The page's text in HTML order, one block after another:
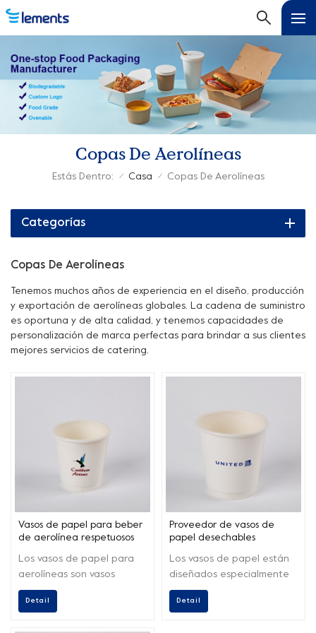
Copas De Aerolíneas
Estás Dentro: / Casa / Copas De Aerolíneas
Categorías
Copas De Aerolíneas
Tenemos muchos años de experiencia en el diseño, producción
y exportación de aerolíneas globales. La cadena de suministro
es oportuna y de alta calidad, y tenemos capacidades de
personalización de marca perfectas para brindar a sus clientes
mejores servicios de catering.
Vasos de papel para beber
de aerolínea respetuosos
personalizados
Los vasos de papel para
aerolíneas son vasos
especialmente diseñados
que se utilizan para servir
Detail
Proveedor de vasos de
papel desechables
de aerolíneas
Los vasos de papel están
diseñados especialmente
para las principales
aerolíneas de todo el
Detail